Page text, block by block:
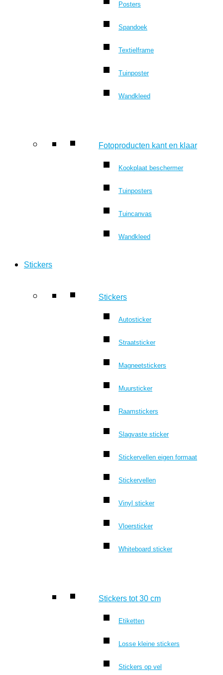
Posters
Spandoek
Textielframe
Tuinposter
Wandkleed
Fotoproducten kant en klaar
Kookplaat beschermer
Tuinposters
Tuincanvas
Wandkleed
Stickers
Stickers
Autosticker
Straatsticker
Magneetstickers
Muursticker
Raamstickers
Slagvaste sticker
Stickervellen eigen formaat
Stickervellen
Vinyl sticker
Vloersticker
Whiteboard sticker
Stickers tot 30 cm
Etiketten
Losse kleine stickers
Stickers op vel